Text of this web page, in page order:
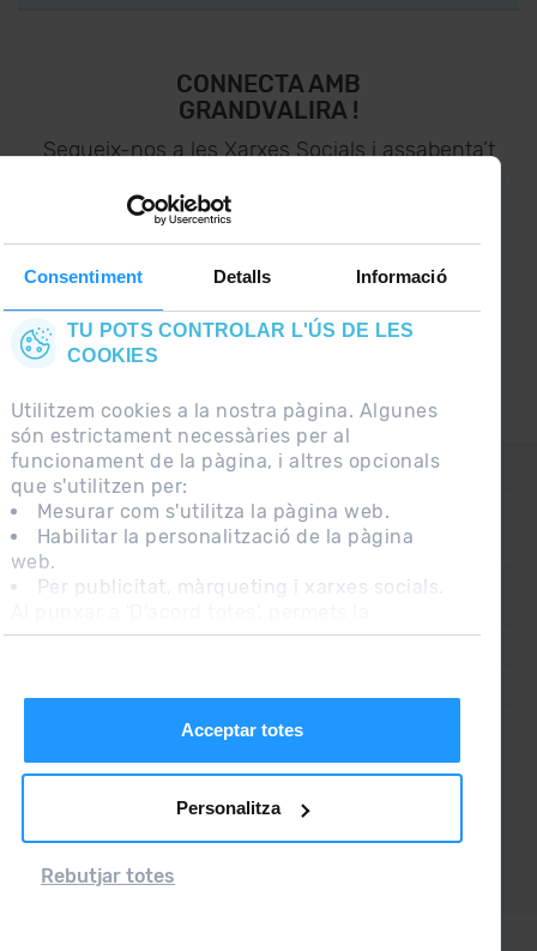
Consentiment Detalls Informació
TU POTS CONTROLAR L'ÚS DE LES
COOKIES
Utilitzem cookies a la nostra pàgina. Algunes
són estrictament necessàries per al
funcionament de la pàgina, i altres opcionals
que s'utilitzen per:
Mesurar com s'utilitza la pàgina web.
Habilitar la personalització de la pàgina
web.
Per publicitat, màrqueting i xarxes socials.
instal·lació de les cookies. Si prefereixes
Acceptar totes
Personalitza
Rebutjar totes
CONNECTA AMB
GRANDVALIRA !
Segueix-nos a les Xarxes Socials i assabenta’t
lo últim el primer :)
CONTACTE
PREGUNTES FREQÜENTS